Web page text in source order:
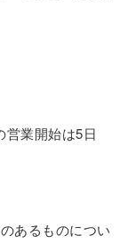
営業開始は5日
あるものについ